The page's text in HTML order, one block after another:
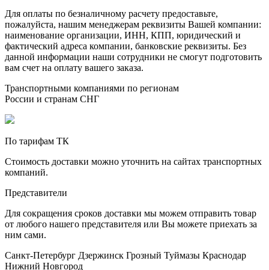
Для оплаты по безналичному расчету предоставьте,
пожалуйста, нашим менеджерам реквизиты Вашей компании:
наименование организации, ИНН, КПП, юридический и
фактический адреса компании, банковские реквизиты. Без
данной информации наши сотрудники не смогут подготовить
вам счет на оплату вашего заказа.
Транспортными компаниями по регионам
России и странам СНГ
По тарифам ТК
Стоимость доставки можно уточнить на сайтах транспортных
компаний.
Представители
Для сокращения сроков доставки мы можем отправить товар
от любого нашего представителя или Вы можете приехать за
ним сами.
Санкт-Петербург Дзержинск Грозный Туймазы Краснодар
Нижний Новгород